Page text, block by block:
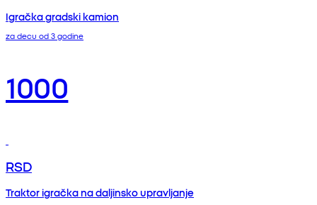
Igračka gradski kamion
za decu od 3 godine
1000
RSD
Traktor igračka na daljinsko upravljanje